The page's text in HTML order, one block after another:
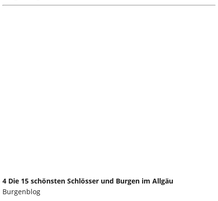
4 Die 15 schönsten Schlösser und Burgen im Allgäu
Burgenblog